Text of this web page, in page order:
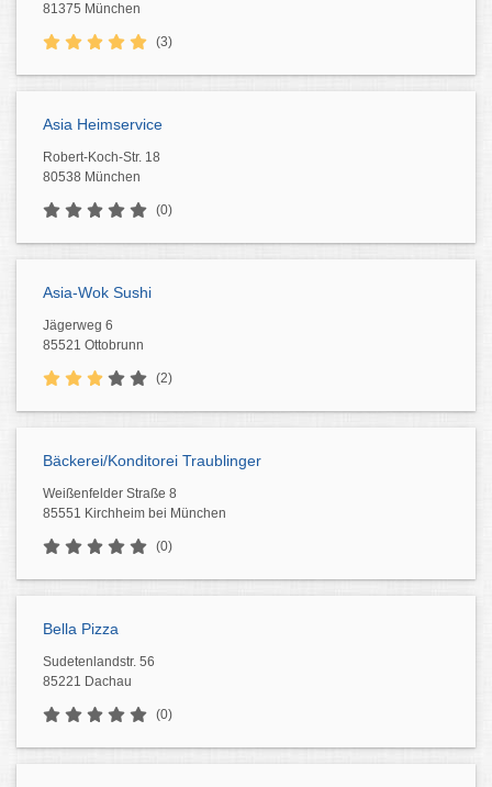
81375 München
(3)
Asia Heimservice
Robert-Koch-Str. 18
80538 München
(0)
Asia-Wok Sushi
Jägerweg 6
85521 Ottobrunn
(2)
Bäckerei/Konditorei Traublinger
Weißenfelder Straße 8
85551 Kirchheim bei München
(0)
Bella Pizza
Sudetenlandstr. 56
85221 Dachau
(0)